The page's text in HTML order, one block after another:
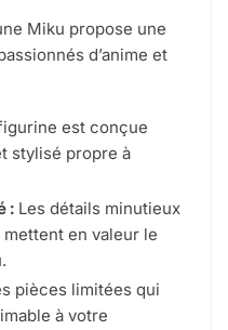
Miku propose une
d’anime et
est conçue
stylisé propre à
: Les détails minutieux
en valeur le
pièces limitées qui
à votre